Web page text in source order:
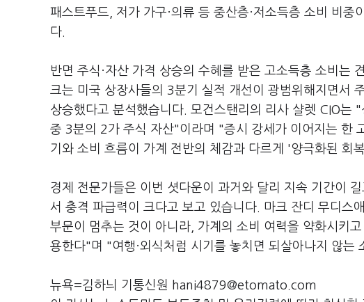
패스트푸드, 저가 가구·의류 등 중산층·저소득층 소비 비
다.
반면 주식·자산 가격 상승의 수혜를 받은 고소득층 소비는
크는 미국 상장사들의 3분기 실적 개선이 광범위해지면서
상승했다고 분석했습니다. 모건스탠리의 리사 샬렛 CIO
중 3분의 2가 주식 자산"이라며 "증시 강세가 이어지는 한
기와 소비 흐름이 가계 전반의 체감과 다르게 '양극화된 회
경제 전문가들은 이번 셧다운이 과거와 달리 지속 기간이
서 충격 파급력이 크다고 보고 있습니다. 마크 잔디 무디스
부문이 멈추는 것이 아니라, 가계의 소비 여력을 약화시키
용한다"며 "여행·외식처럼 시기를 놓치면 되살아나지 않
뉴욕=김하늬 기통신원 hani4879@etomato.com